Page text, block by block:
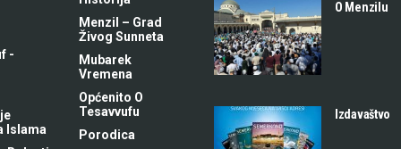
-
Islama
Menzil – Grad
Živog Sunneta
Mubarek
Vremena
Općenito O
Tesavvufu
Porodica
O Menzilu
Izdavaštvo